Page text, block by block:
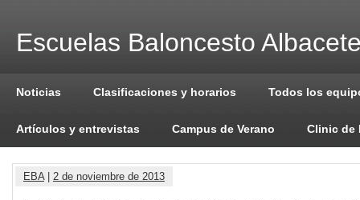
Escuelas Baloncesto
Noticias Clasificaciones y horarios Todos los
Artículos y entrevistas Campus de Verano Clinic de
EBA| 2 de noviembre de 2013